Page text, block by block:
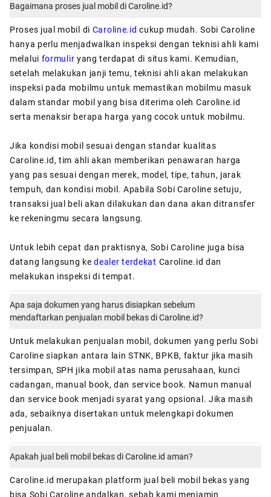
Bagaimana proses jual mobil di Caroline.id?
Proses jual mobil di Caroline.idcukup mudah. Sobi Caroline
hanya perlu menjadwalkan inspeksi dengan teknisi ahli kami
melalui formulir yang terdapat di situs kami. Kemudian,
setelah melakukan janji temu, teknisi ahli akan melakukan
inspeksi pada mobilmu untuk memastikan mobilmu masuk
dalam standar mobil yang bisa diterima oleh Caroline.id
serta menaksir berapa harga yang cocok untuk mobilmu.
Jika kondisi mobil sesuai dengan standar kualitas
Caroline.id, tim ahli akan memberikan penawaran harga
yang pas sesuai dengan merek, model, tipe, tahun, jarak
tempuh, dan kondisi mobil. Apabila Sobi Caroline setuju,
transaksi jual beli akan dilakukan dan dana akan ditransfer
ke rekeningmu secara langsung.
Untuk lebih cepat dan praktisnya, Sobi Caroline juga bisa
datang langsung ke dealer terdekat Caroline.id dan
melakukan inspeksi di tempat.
Apa saja dokumen yang harus disiapkan sebelum
mendaftarkan penjualan mobil bekas di Caroline.id?
Untuk melakukan penjualan mobil, dokumen yang perlu Sobi
Caroline siapkan antara lain STNK, BPKB, faktur jika masih
tersimpan, SPH jika mobil atas nama perusahaan, kunci
cadangan, manual book, dan service book. Namun manual
dan service book menjadi syarat yang opsional. Jika masih
ada, sebaiknya disertakan untuk melengkapi dokumen
penjualan.
Apakah jual beli mobil bekas di Caroline.id aman?
Caroline.id merupakan platform jual beli mobil bekas yang
bisa Sobi Caroline andalkan, sebab kami menjamin